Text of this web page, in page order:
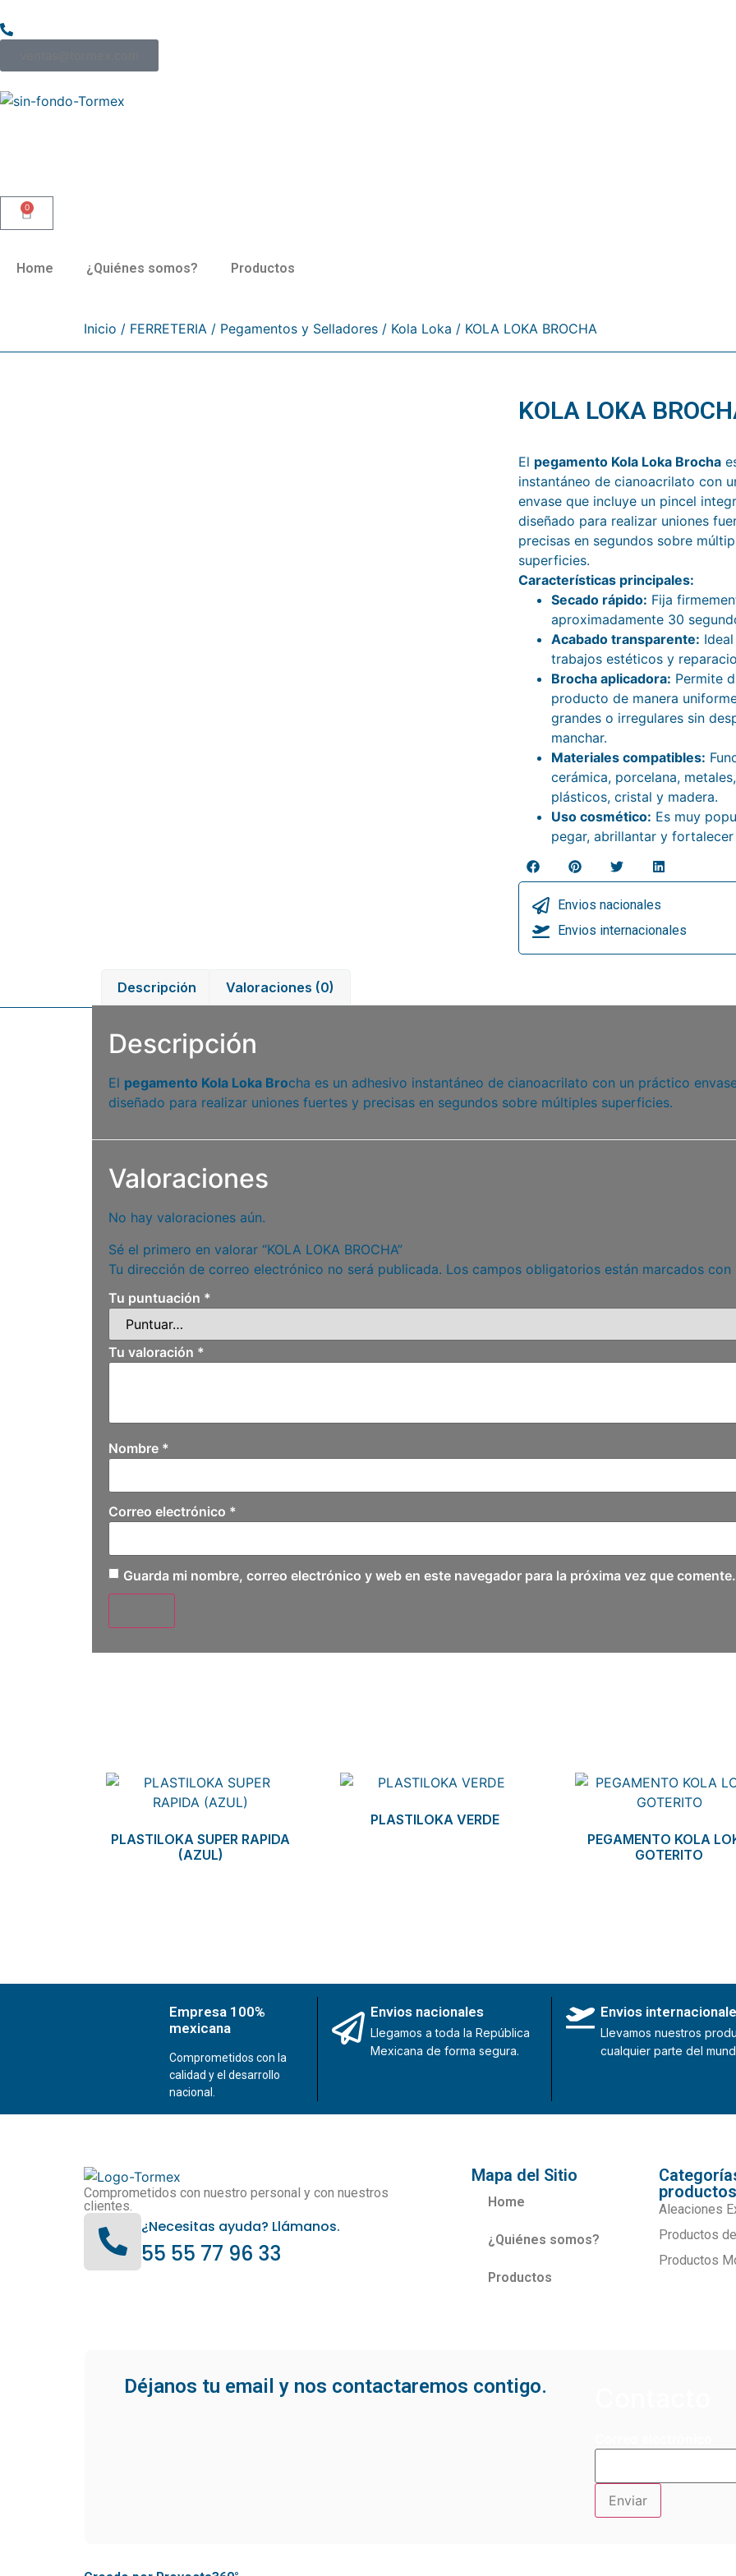
0
Home ¿Quiénes somos? Productos
Inicio / FERRETERIA / Pegamentos y Selladores / Kola Loka / KOLA LOKA BROCHA
KOLA LOKA
El pegamento Kola Loka Brocha
instantáneo de cianoacrilato con
envase que incluye un pincel
diseñado para realizar uniones
precisas en segundos sobre
superficies.
Características principales:
Secado rápido: Fija
aproximadamente 30
Acabado transparente:
trabajos estéticos y
Brocha aplicadora: Permite
producto de manera
grandes o irregulares sin
manchar.
Materiales compatibles:
cerámica, porcelana,
plásticos, cristal y madera.
Uso cosmético: Es muy
pegar, abrillantar y fortalecer
Envios nacionales
Envios internacionales
Descripción Valoraciones (0)
Descripción
El pegamento Kola Loka Brocha es un adhesivo instantáneo de cianoacrilato con un práctico
diseñado para realizar uniones fuertes y precisas en segundos sobre múltiples superficies.
Valoraciones
No hay valoraciones aún.
Sé el primero en valorar “KOLA LOKA BROCHA”
Tu dirección de correo electrónico no será publicada. Los campos obligatorios están marcados con
Tu puntuación *
Tu valoración *
Nombre *
Correo electrónico *
Guarda mi nombre, correo electrónico y web en este navegador para la próxima vez que comente.
PLASTILOKA SUPER RAPIDA
(AZUL)
PLASTILOKA VERDE
PEGAMENTO KOLA
GOTERITO
Empresa 100%
mexicana
Comprometidos con la
calidad y el desarrollo
nacional.
Envios nacionales
Llegamos a toda la República
Mexicana de forma segura.
Envios
Llevamos nuestros
cualquier parte del
Comprometidos con nuestro personal y con nuestros
clientes.
¿Necesitas ayuda? Llámanos.
55 55 77 96 33
Mapa del Sitio
Home
¿Quiénes somos?
Productos
productos
Aleaciones
Productos
Productos
Déjanos tu email y nos contactaremos contigo.